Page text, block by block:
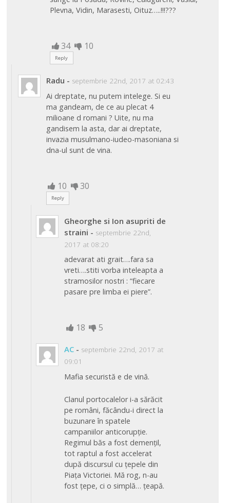
Plevna, Vidin, Marasesti, Oituz…..!!!???
34 10
Reply
Radu - septembrie 22nd, 2017 at 02:43
Ai dreptate, nu putem intelege. Si eu
ma gandeam, de ce au plecat 4
milioane d romani ? Uite, nu ma
gandisem la asta, dar ai dreptate,
invazia musulmano-iudeo-masoniana si
dna-ul sunt de vina.
10 30
Reply
Gheorghe si Ion asupriti de
straini - septembrie 22nd,
2017 at 08:20
adevarat ati grait….fara sa
vreti….stiti vorba inteleapta a
stramosilor nostri : “fiecare
pasare pre limba ei piere”.
18 5
AC - septembrie 22nd, 2017 at
09:01
Mafia securistă e de vină.
Clanul portocalelor i-a sărăcit
pe români, făcându-i direct la
buzunare în spatele
campaniilor anticorupție.
Regimul băs a fost demențil,
tot raptul a fost accelerat
după discursul cu țepele din
Piața Victoriei. Mă rog, n-au
fost țepe, ci o simplă… țeapă.